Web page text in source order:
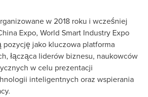
w 2018 roku i wcześniej
Expo, World Smart Industry Expo
pozycję jako kluczowa platforma
łącząca liderów biznesu, naukowców
w celu prezentacji
inteligentnych oraz wspierania